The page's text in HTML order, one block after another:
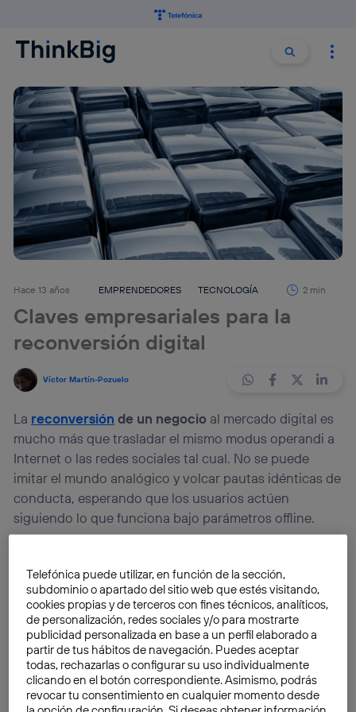
Buscar
Hace 13 años EMPRENDEDORES TECNOLOGÍA 2 min
Claves empresariales para la
reconversión digital
Víctor Martín-Pozuelo
La reconversión de un negocio al mercado digital es
mucho más que trasladar el mismo modus operandi a
Internet o las redes sociales tal cual. No se puede
imitar el mundo analógico y volcar pautas idénticas de
conducta, esperando que los usuarios actúen
siguiendo lo que funciona bajo parámetros offline.
actúan de forma distinta, por lo que lafilosofía
empresarial debe cambiaradaptándose a los nuevos
usos y costumbres, empatizando con las nuevas
formas de comunicación y márketing. Con Internet al
alcance de la mayoría de la población, el acceso a la
información y a herramientas y productos cada vez
más baratos, o incluso gratis, es indispensable una
Telefónica puede utilizar, en función de la sección,
subdominio o apartado del sitio web que estés visitando,
cookies propias y de terceros con fines técnicos, analíticos,
de personalización, redes sociales y/o para mostrarte
publicidad personalizada en base a un perfil elaborado a
partir de tus hábitos de navegación. Puedes aceptar
todas, rechazarlas o configurar su uso individualmente
clicando en el botón correspondiente. Asimismo, podrás
revocar tu consentimiento en cualquier momento desde